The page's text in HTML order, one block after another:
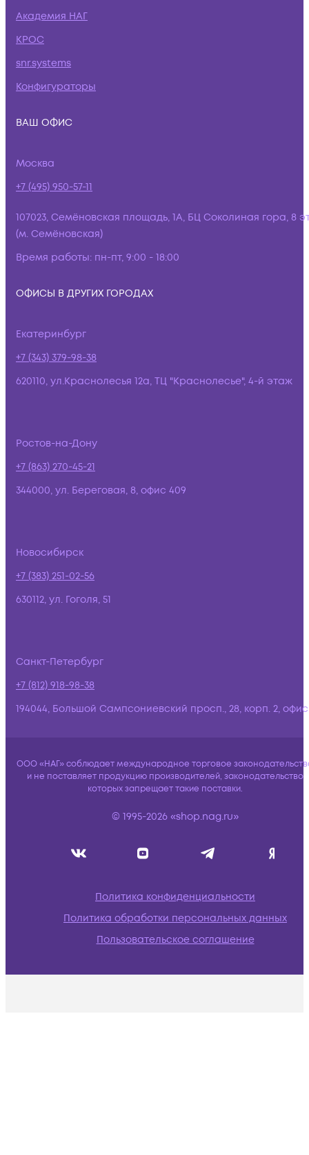
Академия НАГ
КРОС
snr.systems
Конфигураторы
ВАШ ОФИС
Москва
+7 (495) 950-57-11
107023, Семёновская площадь, 1А, БЦ Соколиная гора, 8
(м. Семёновская)
Время работы: пн-пт, 9:00 - 18:00
ОФИСЫ В ДРУГИХ ГОРОДАХ
Екатеринбург
+7 (343) 379-98-38
620110, ул.Краснолесья 12а, ТЦ "Краснолесье", 4-й этаж
Ростов-на-Дону
+7 (863) 270-45-21
344000, ул. Береговая, 8, офис 409
Новосибирск
+7 (383) 251-02-56
630112, ул. Гоголя, 51
Санкт-Петербург
+7 (812) 918-98-38
194044, Большой Сампсониевский просп., 28, корп. 2,
ООО «НАГ» соблюдает международное торговое
и не поставляет продукцию производителей, законодательство
которых запрещает такие поставки.
© 1995-2026 «shop.nag.ru»
Политика конфиденциальности
Политика обработки персональных данных
Пользовательское соглашение